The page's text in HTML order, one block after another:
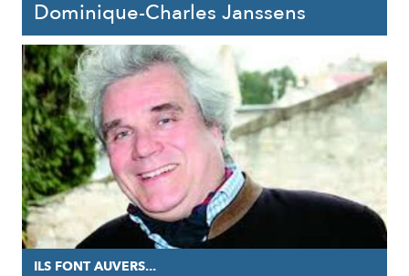
Dominique-Charles Janssens
ILS FONT AUVERS...